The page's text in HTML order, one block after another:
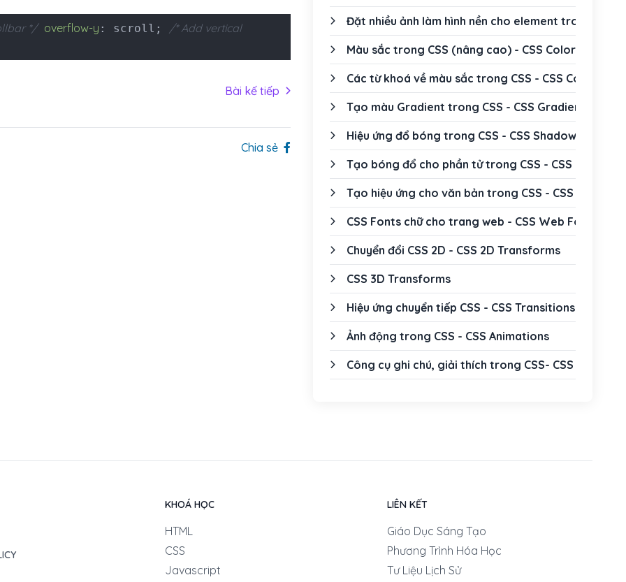
*/ overflow-y : scroll; /* Add vertical
Bài kế tiếp
Chia sẻ
Đặt nhiều ảnh làm hình nền cho element trong CSS
Màu sắc trong CSS (nâng cao) - CSS Colors
Các từ khoá về màu sắc trong CSS - CSS Color
Tạo màu Gradient trong CSS - CSS Gradients
Hiệu ứng đổ bóng trong CSS - CSS Shadow Effect
Tạo bóng đổ cho phần tử trong CSS - CSS Box
Tạo hiệu ứng cho văn bản trong CSS - CSS Text
CSS Fonts chữ cho trang web - CSS Web Fonts
Chuyển đổi CSS 2D - CSS 2D Transforms
CSS 3D Transforms
Hiệu ứng chuyển tiếp CSS - CSS Transitions
Ảnh động trong CSS - CSS Animations
Công cụ ghi chú, giải thích trong CSS- CSS Tooltip
KHOÁ HỌC
HTML
CSS
Javascript
LIÊN KẾT
Giáo Dục Sáng Tạo
Phương Trình Hóa Học
Tư Liệu Lịch Sử